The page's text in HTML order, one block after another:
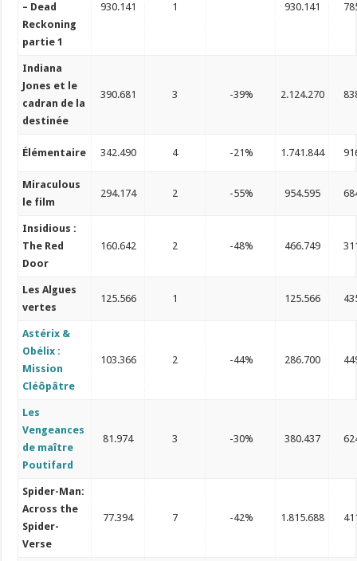
– Dead
Reckoning
partie 1
930.141 1 930.141
Indiana
Jones et le
cadran de la
destinée
390.681 3 -39% 2.124.270
Élémentaire 342.490 4 -21% 1.741.844
Miraculous
le film
294.174 2 -55% 954.595
Insidious :
The Red
Door
160.642 2 -48% 466.749
Les Algues
vertes
125.566 1 125.566
Astérix &
Obélix :
Mission
Cléôpâtre
103.366 2 -44% 286.700
Les
Vengeances
de maître
Poutifard
81.974 3 -30% 380.437
Spider-Man:
Across the
Spider-
Verse
77.394 7 -42% 1.815.688